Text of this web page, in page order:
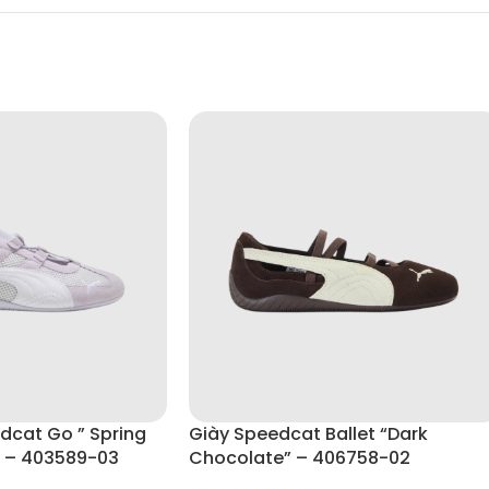
Go ” Spring
– 403589-03
Giày Speedcat Ballet “Dark
Chocolate” – 406758-02